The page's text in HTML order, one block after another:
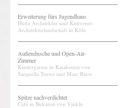
Erweiterung fürs Jugendhaus
Hutta Architektur und Knüvener
Architekturlandschaft in Köln
Außendusche und Open-Air-
Zimmer
Kindergarten in Katalonien von
Sarquella Torres und Marc Riera
Spitze nachverdichtet
Café in Bukarest von Vinklu